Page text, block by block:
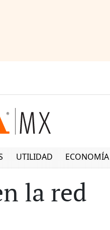
UTILIDAD ECONOMÍA
la red